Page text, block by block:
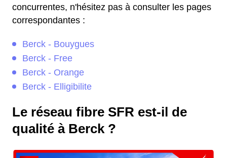
concurrentes, n'hésitez pas à consulter les pages
correspondantes :
Berck - Bouygues
Berck - Free
Berck - Orange
Berck - Elligibilite
Le réseau fibre SFR est-il de
qualité à Berck ?